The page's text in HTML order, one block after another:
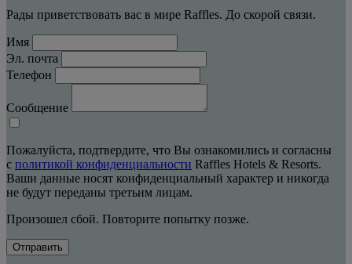
Рады приветствовать вас в мире Raffles. До скорой связи.
Имя
Эл. почта
Телефон
Сообщение
Пожалуйста, подтвердите, что Вы ознакомились и согласны
с политикой конфиденциальности Raffles Hotels & Resorts.
Ваши данные носят конфиденциальный характер и никогда
не будут переданы третьим лицам.
Произошел сбой. Повторите попытку позже.
Отправить